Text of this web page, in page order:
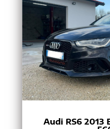
Audi RS6 2013